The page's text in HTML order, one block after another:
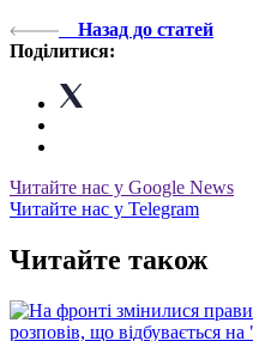
Назад до статей
Поділитися:
Читайте нас у Google News
Читайте нас у Telegram
Читайте також